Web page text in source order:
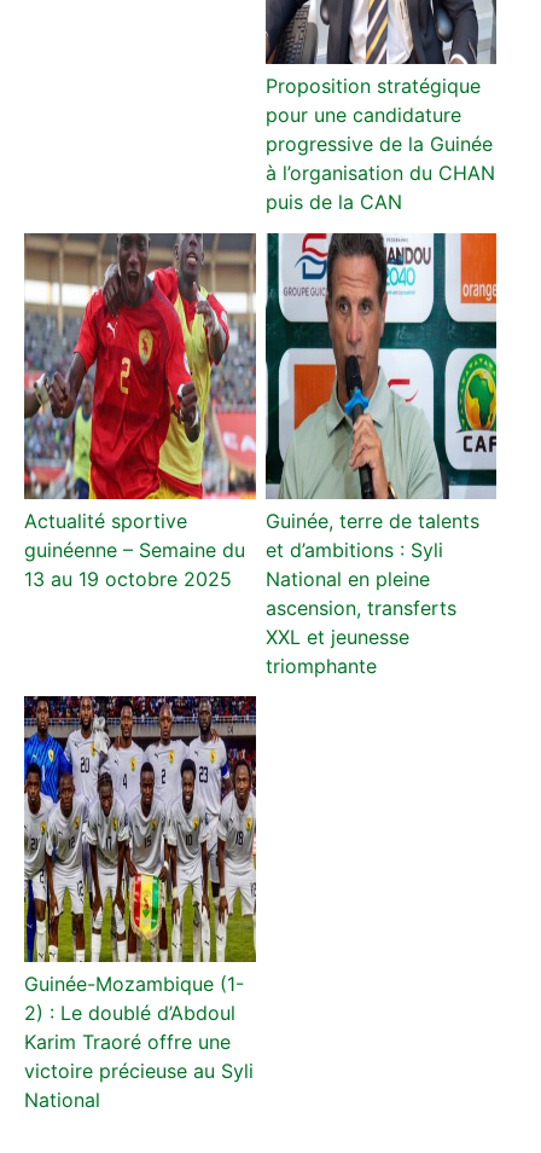
Proposition stratégique
pour une candidature
progressive de la Guinée
à l’organisation du CHAN
puis de la CAN
Actualité sportive
guinéenne – Semaine du
13 au 19 octobre 2025
Guinée, terre de talents
et d’ambitions : Syli
National en pleine
ascension, transferts
XXL et jeunesse
triomphante
Guinée-Mozambique (1-
2) : Le doublé d’Abdoul
Karim Traoré offre une
victoire précieuse au Syli
National